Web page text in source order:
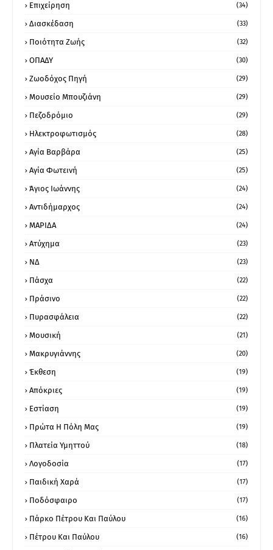
Επιχείρηση (34)
Διασκέδαση (33)
Ποιότητα Ζωής (32)
ΟΠΑΔΥ (30)
Ζωοδόχος Πηγή (29)
Μουσείο Μπουζιάνη (29)
Πεζοδρόμιο (29)
Ηλεκτροφωτισμός (28)
Αγία Βαρβάρα (25)
Αγία Φωτεινή (25)
Άγιος Ιωάννης (24)
Αντιδήμαρχος (24)
ΜΑΡΙΔΑ (24)
Ατύχημα (23)
ΝΔ (23)
Πάσχα (22)
Πράσινο (22)
Πυρασφάλεια (22)
Μουσική (21)
Μακρυγιάννης (20)
Έκθεση (19)
Απόκριες (19)
Εστίαση (19)
Πρώτα Η Πόλη Μας (19)
Πλατεία Υμηττού (18)
Λογοδοσία (17)
Παιδική Χαρά (17)
Ποδόσφαιρο (17)
Πάρκο Πέτρου Και Παύλου (16)
Πέτρου Και Παύλου (16)